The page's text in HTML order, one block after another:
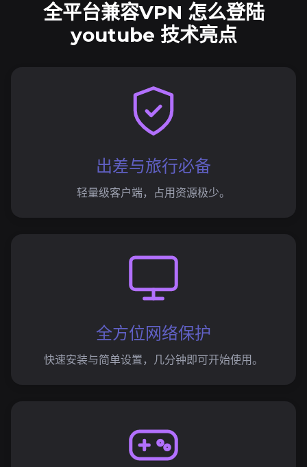
全平台兼容VPN 怎么登陆
youtube 技术亮点
出差与旅行必备
轻量级客户端，占用资源极少。
全方位网络保护
快速安装与简单设置，几分钟即可开始使用。